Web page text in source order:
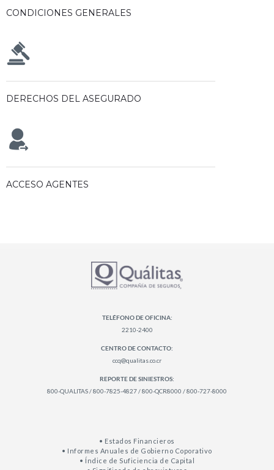
CONDICIONES GENERALES
DERECHOS DEL ASEGURADO
ACCESO AGENTES
TELÉFONO DE OFICINA:
2210-2400
CENTRO DE CONTACTO:
ccq@qualitas.co.cr
REPORTE DE SINIESTROS:
800-QUALITAS / 800-7825-4827 / 800-QCR8000 / 800-727-8000
• Estados Financieros
• Informes Anuales de Gobierno Coporativo
• Índice de Suficiencia de Capital